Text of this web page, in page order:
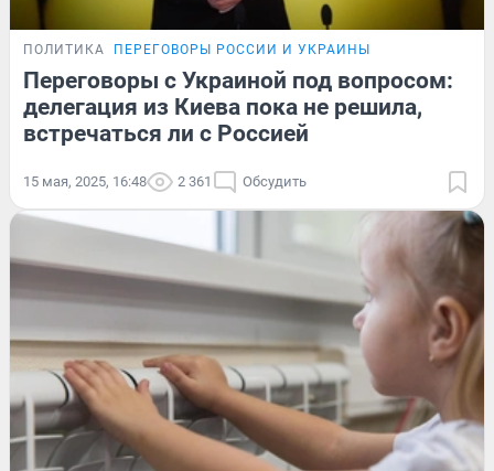
ПОЛИТИКА ПЕРЕГОВОРЫ РОССИИ И УКРАИНЫ
Переговоры с Украиной под вопросом:
делегация из Киева пока не решила,
встречаться ли с Россией
15 мая, 2025, 16:48 2 361 Обсудить